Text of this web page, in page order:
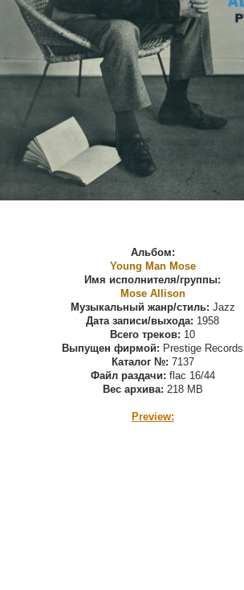
Альбом:
Young Man Mose
Имя исполнителя/группы:
Mose Allison
Музыкальный жанр/стиль: Jazz
Дата записи/выхода: 1958
Всего треков: 10
Выпущен фирмой: Prestige Records
Каталог №: 7137
Файл раздачи: flac 16/44
Вес архива: 218 MB
Preview: